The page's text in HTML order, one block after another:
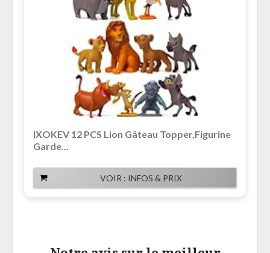
IXOKEV 12 PCS Lion Gâteau Topper,Figurine
Garde...
VOIR : INFOS & PRIX